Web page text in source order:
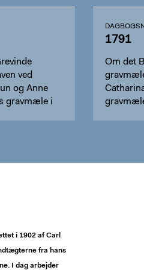
ved
og Anne
gravmæle i
1791
Om det
i 1902 af Carl
fra hans
I dag arbejder